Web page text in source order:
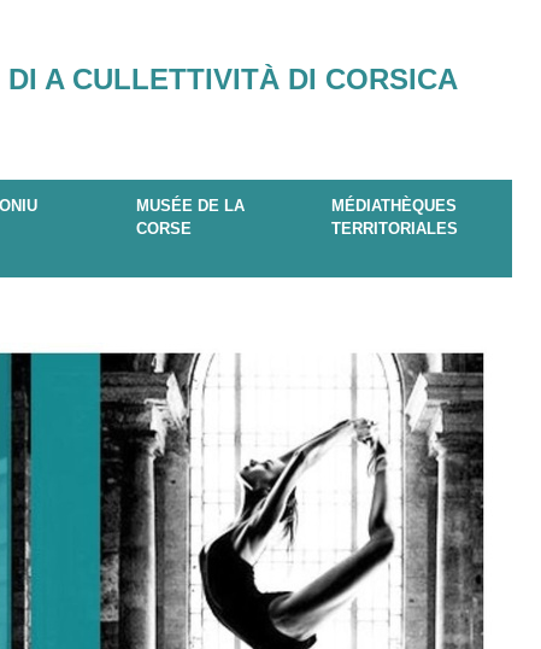
A CULLETTIVITÀ DI CORSICA
MUSÉE DE LA
CORSE
MÉDIATHÈQUES
TERRITORIALES